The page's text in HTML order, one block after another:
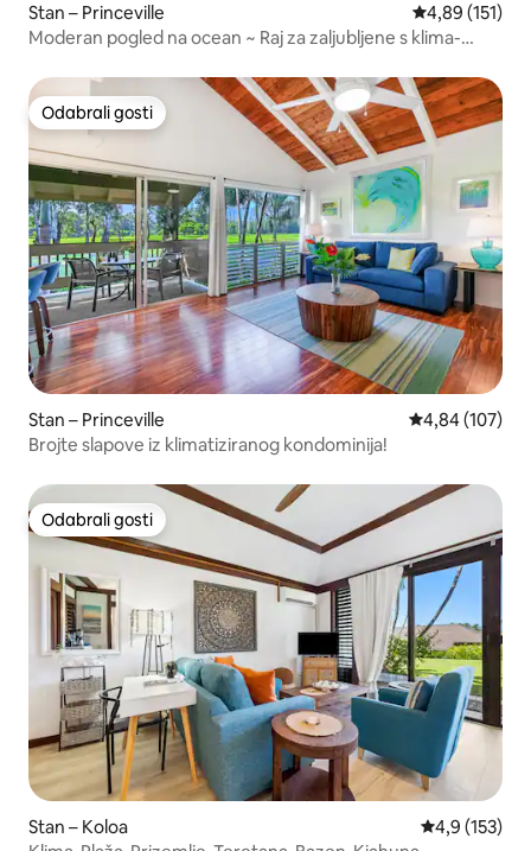
Stan – Princeville Prosječna
4,89 (151)
Moderan pogled na ocean ~ Raj za zaljubljene s klima-
Odabrali gosti
Odabrali gosti
Stan – Princeville Prosječna
4,84 (107)
Brojte slapove iz klimatiziranog kondominija!
Odabrali gosti
Odabrali gosti
Stan – Koloa Prosječna
4,9 (153)